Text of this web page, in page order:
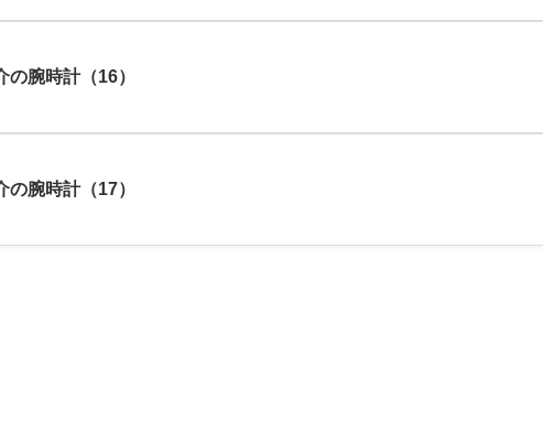
の腕時計（16）
の腕時計（17）